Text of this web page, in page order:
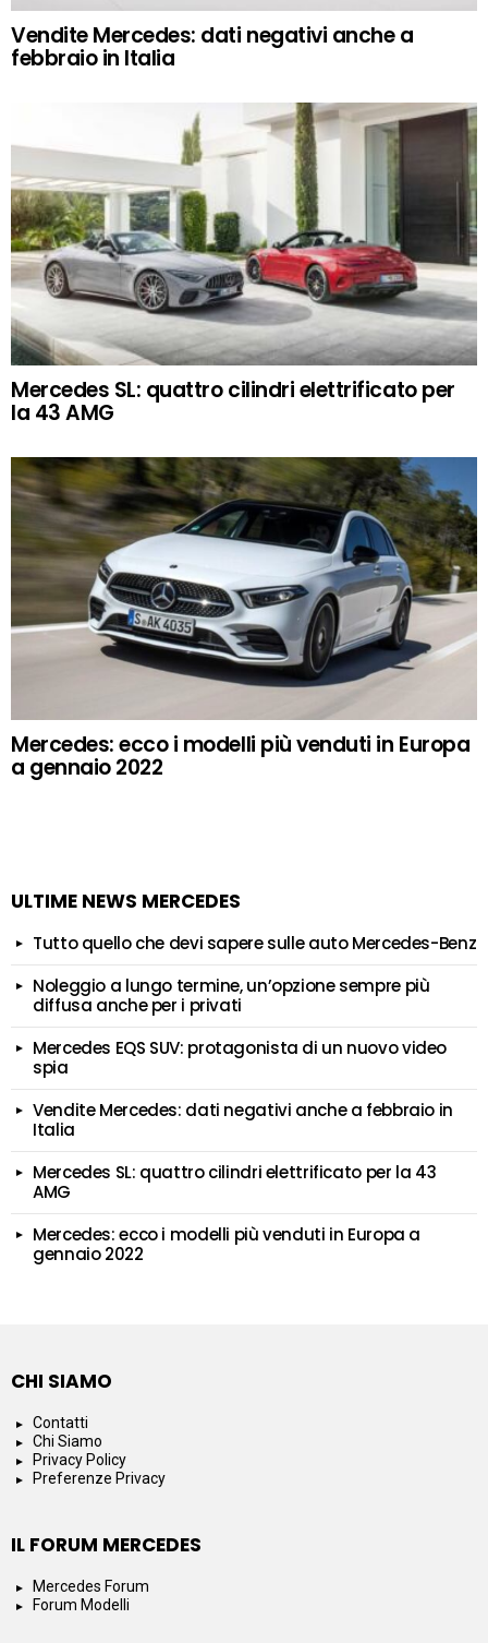
Vendite Mercedes: dati negativi anche a
febbraio in Italia
Mercedes SL: quattro cilindri elettrificato per
la 43 AMG
Mercedes: ecco i modelli più venduti in Europa
a gennaio 2022
ULTIME NEWS MERCEDES
Tutto quello che devi sapere sulle auto Mercedes-Benz
Noleggio a lungo termine, un’opzione sempre più
diffusa anche per i privati
Mercedes EQS SUV: protagonista di un nuovo video
spia
Vendite Mercedes: dati negativi anche a febbraio in
Italia
Mercedes SL: quattro cilindri elettrificato per la 43
AMG
Mercedes: ecco i modelli più venduti in Europa a
gennaio 2022
CHI SIAMO
Contatti
Chi Siamo
Privacy Policy
Preferenze Privacy
IL FORUM MERCEDES
Mercedes Forum
Forum Modelli